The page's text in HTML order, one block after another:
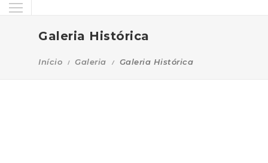
Galeria Histórica
Início Galeria Galeria Histórica